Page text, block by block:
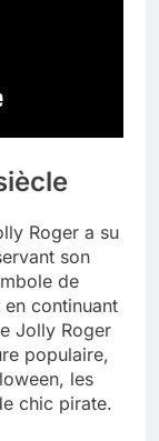
Roger a su
son
de
continuant
Jolly Roger
populaire,
les
chic pirate.